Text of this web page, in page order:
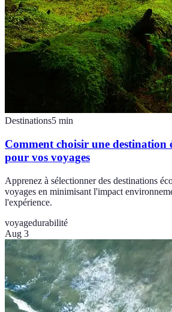
Destinations5 min
Comment choisir une destination
pour vos voyages
Apprenez à sélectionner des destinations
voyages en minimisant l'impact
l'expérience.
voyagedurabilité
Aug 3